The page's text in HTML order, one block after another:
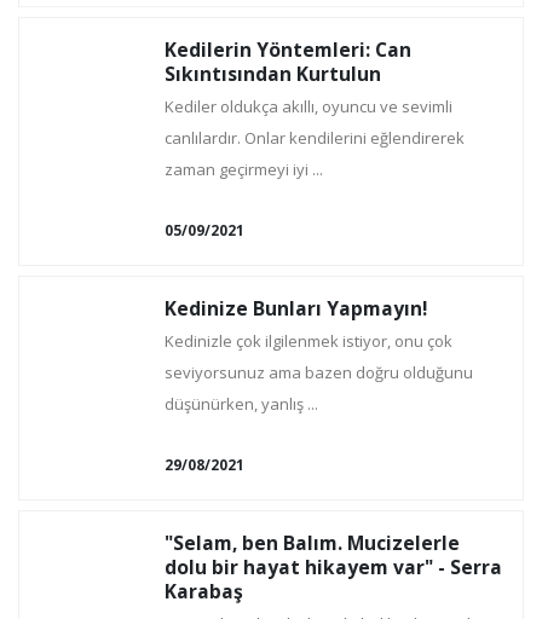
Kedilerin Yöntemleri: Can
Sıkıntısından Kurtulun
Kediler oldukça akıllı, oyuncu ve sevimli
canlılardır. Onlar kendilerini eğlendirerek
zaman geçirmeyi iyi ...
05/09/2021
Kedinize Bunları Yapmayın!
Kedinizle çok ilgilenmek istiyor, onu çok
seviyorsunuz ama bazen doğru olduğunu
düşünürken, yanlış ...
29/08/2021
"Selam, ben Balım. Mucizelerle
dolu bir hayat hikayem var" - Serra
Karabaş